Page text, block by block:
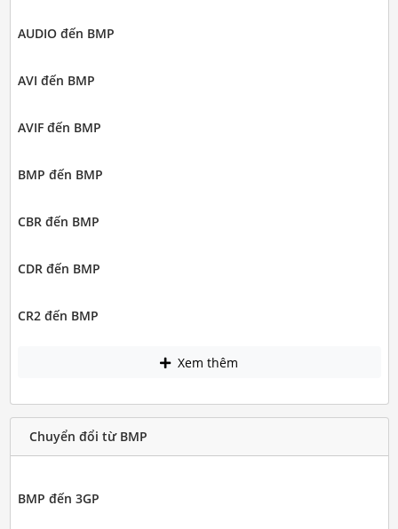
AUDIO đến BMP
AVI đến BMP
AVIF đến BMP
BMP đến BMP
CBR đến BMP
CDR đến BMP
CR2 đến BMP
Xem thêm
Chuyển đổi từ BMP
BMP đến 3GP